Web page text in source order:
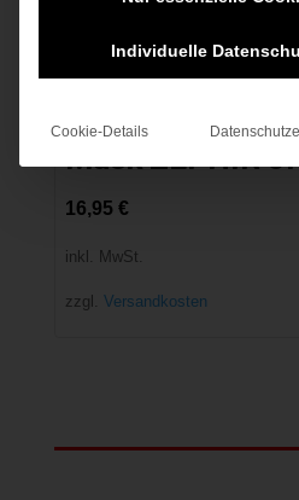
Mask ZEPHIR
16,95 €
inkl. MwSt.
zzgl. Versandkosten
Individuelle
Cookie-Details